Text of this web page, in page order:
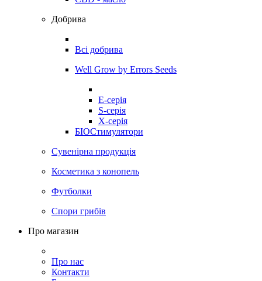
Добрива
Всі добрива
Well Grow by Errors Seeds
E-серія
S-серія
X-серія
БІОСтимулятори
Сувенірна продукція
Косметика з конопель
Футболки
Спори грибів
Про магазин
Про нас
Контакти